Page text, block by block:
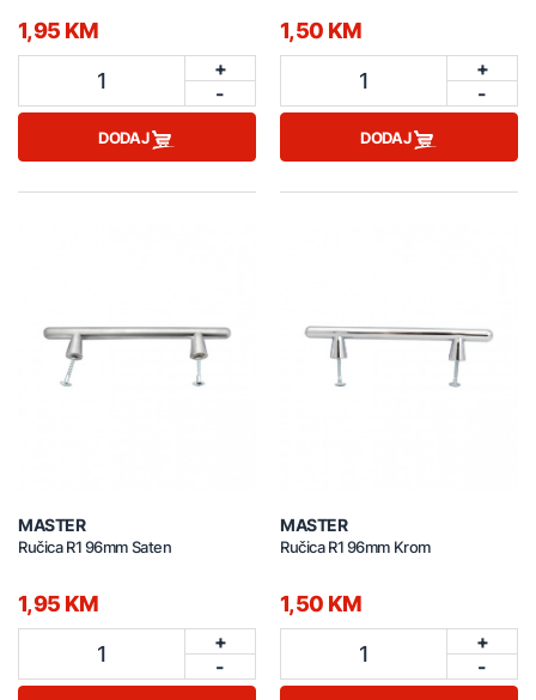
1,95 KM
1
+
-
DODAJ
1,50 KM
1
+
-
DODAJ
MASTER
Ručica R1 96mm Saten
1,95 KM
1
+
-
MASTER
Ručica R1 96mm Krom
1,50 KM
1
+
-